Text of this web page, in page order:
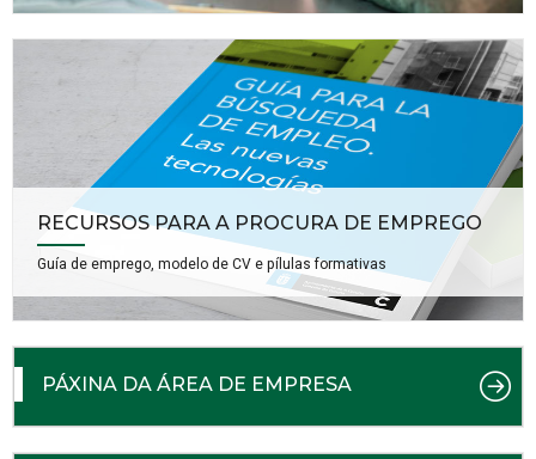
RECURSOS PARA A PROCURA DE EMPREGO
Guía de emprego, modelo de CV e pílulas formativas
PÁXINA DA ÁREA DE EMPRESA